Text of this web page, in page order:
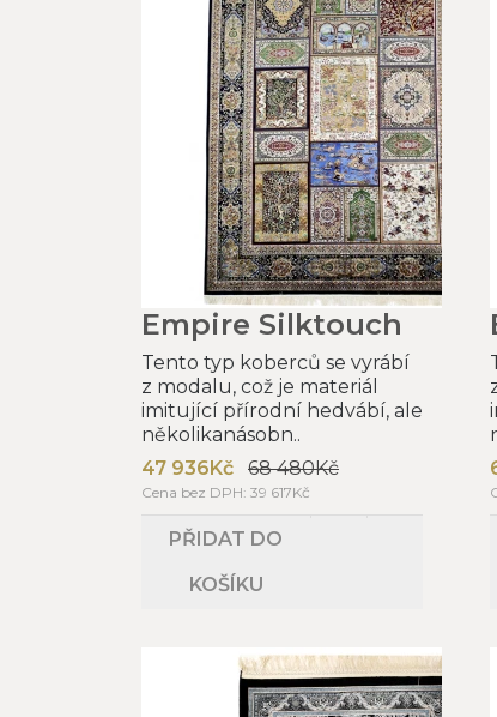
Empire Silktouch
Tento typ koberců se vyrábí
z modalu, což je materiál
imitující přírodní hedvábí, ale
několikanásobn..
47 936Kč
68 480Kč
Cena bez DPH: 39 617Kč
PŘIDAT DO
KOŠÍKU